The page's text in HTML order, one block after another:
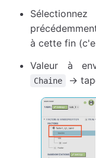
à cette fin
Valeur à
Chaine →